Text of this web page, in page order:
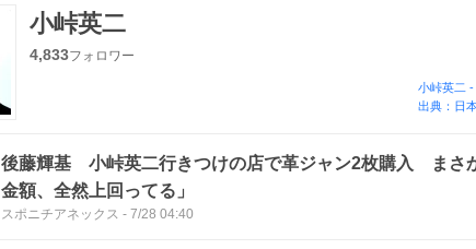
小峠英二
4,833フォロワー
小峠英二 -
出典：日
後藤輝基 小峠英二行きつけの店で革ジャン2枚購入 まさ
金額、全然上回ってる」
スポニチアネックス - 7/28 04:40